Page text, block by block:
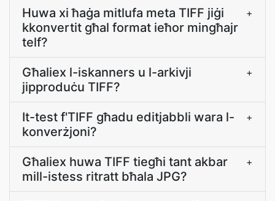
Huwa xi ħaġa mitlufa meta TIFF jiġi
kkonvertit għal format ieħor mingħajr
telf?
+
Għaliex l-iskanners u l-arkivji
jipproduċu TIFF?
+
It-test f'TIFF għadu editjabbli wara l-
konverżjoni?
+
Għaliex huwa TIFF tiegħi tant akbar
mill-istess ritratt bħala JPG?
+